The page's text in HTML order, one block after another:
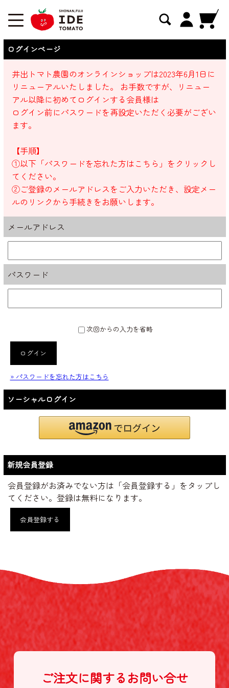
ログインページ
井出トマト農園のオンラインショップは2023年6月1日に
リニューアルいたしました。 お手数ですが、リニュー
アル以降に初めてログインする会員様は
ログイン前にパスワードを再設定いただく必要がござい
ます。
【手順】
①以下「パスワードを忘れた方はこちら」をクリックし
てください。
②ご登録のメールアドレスをご入力いただき、設定メー
ルのリンクから手続きをお願いします。
メールアドレス
パスワード
次回からの入力を省略
ログイン
» パスワードを忘れた方はこちら
ソーシャルログイン
新規会員登録
会員登録がお済みでない方は「会員登録する」をタップし
てください。登録は無料になります。
会員登録する
ご注文に関する お問い合せ